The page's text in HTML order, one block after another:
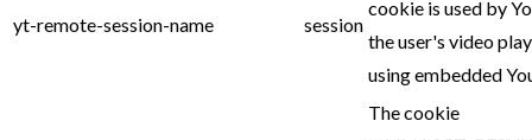
yt-remote-session-name session
cookie is used by
the user's video
using embedded
The cookie